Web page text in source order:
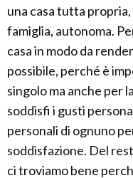
una casa tutta
famiglia, autonoma.
casa in modo da
possibile, perché è
singolo ma anche per
soddisfi i gusti
personali di ognuno
soddisfazione. Del
ci troviamo bene